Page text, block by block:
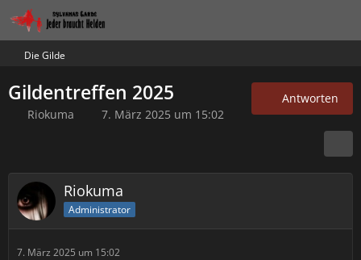
Die Gilde
Gildentreffen 2025
Riokuma 7. März 2025 um 15:02
Antworten
Riokuma
Administrator
7. März 2025 um 15:02